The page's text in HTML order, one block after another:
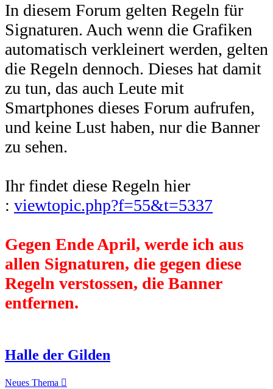
In diesem Forum gelten Regeln für
Signaturen. Auch wenn die Grafiken
automatisch verkleinert werden, gelten
die Regeln dennoch. Dieses hat damit
zu tun, das auch Leute mit
Smartphones dieses Forum aufrufen,
und keine Lust haben, nur die Banner
zu sehen.
Ihr findet diese Regeln hier
: viewtopic.php?f=55&t=5337
Gegen Ende April, werde ich aus
allen Signaturen, die gegen diese
Regeln verstossen, die Banner
entfernen.
Halle der Gilden
Neues Thema